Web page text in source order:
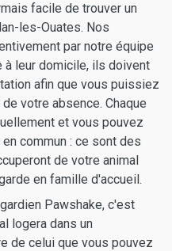
facile de trouver un
les-Ouates. Nos
par notre équipe
leur domicile, ils doivent
afin que vous puissiez
votre absence. Chaque
et vous pouvez
commun : ce sont des
de votre animal
en famille d'accueil.
Pawshake, c'est
logera dans un
de celui que vous pouvez